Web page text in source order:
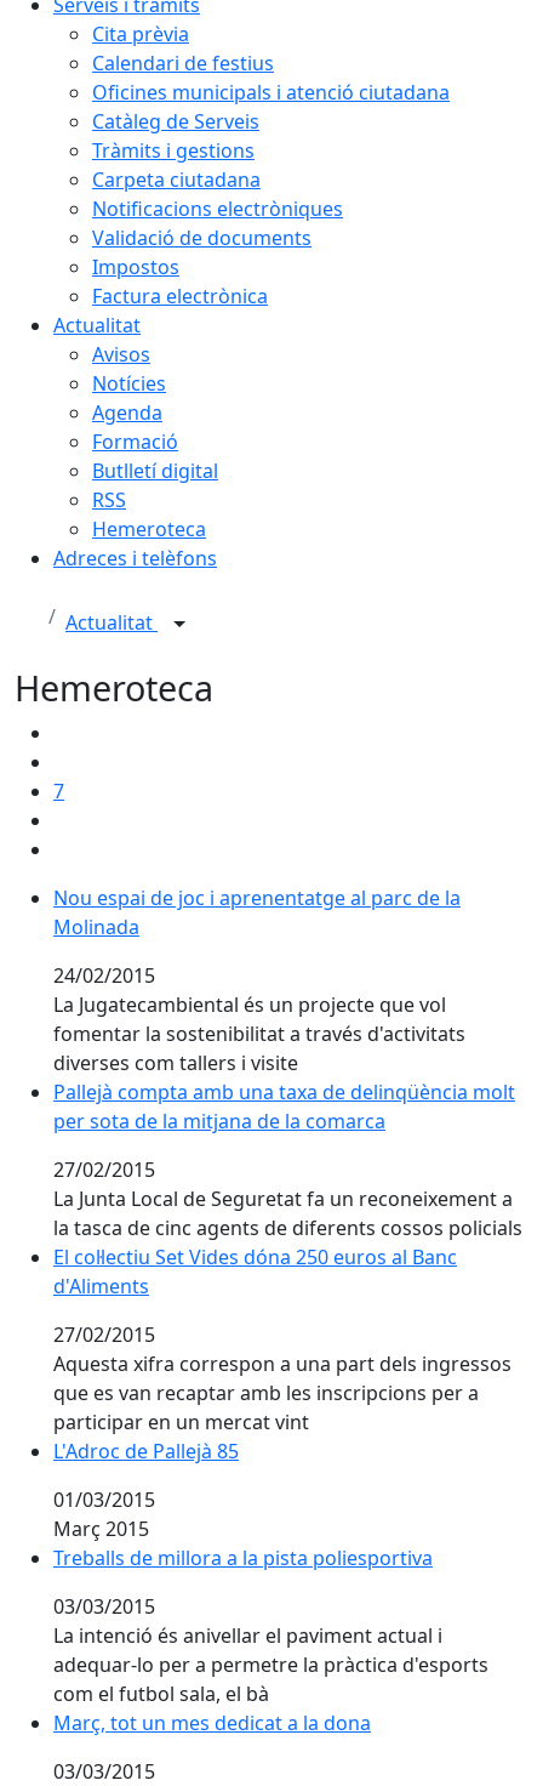
Cita prèvia
Calendari de festius
Oficines municipals i atenció ciutadana
Catàleg de Serveis
Tràmits i gestions
Carpeta ciutadana
Notificacions electròniques
Validació de documents
Impostos
Factura electrònica
Actualitat
Avisos
Notícies
Agenda
Formació
Butlletí digital
RSS
Hemeroteca
Adreces i telèfons
Actualitat
Hemeroteca
7
Nou espai de joc i aprenentatge al parc de la
Nou espai de joc i aprenentatge al parc de la
Molinada
24/02/2015
La Jugatecambiental és un projecte que vol
fomentar la sostenibilitat a través d'activitats
diverses com tallers i visite
Pallejà compta amb una taxa de delinqüència molt
Pallejà compta amb una taxa de delinqüència molt
per sota de la mitjana de la comarca
27/02/2015
La Junta Local de Seguretat fa un reconeixement a
la tasca de cinc agents de diferents cossos policials
El col·lectiu Set Vides dóna 250 euros al Banc
El col·lectiu Set Vides dóna 250 euros al Banc
d'Aliments
27/02/2015
Aquesta xifra correspon a una part dels ingressos
que es van recaptar amb les inscripcions per a
participar en un mercat vint
L'Adroc de Pallejà 85
L'Adroc de Pallejà 85
01/03/2015
Març 2015
Treballs de millora a la pista poliesportiva
Treballs de millora a la pista poliesportiva
03/03/2015
La intenció és anivellar el paviment actual i
adequar-lo per a permetre la pràctica d'esports
com el futbol sala, el bà
Març, tot un mes dedicat a la dona
Març, tot un mes dedicat a la dona
03/03/2015